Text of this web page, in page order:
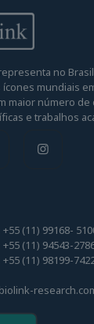
no
ícones mundiais
maior número de
e trabalhos
+55 (11) 99168-
+55 (11) 94543-
+55 (11) 98199-